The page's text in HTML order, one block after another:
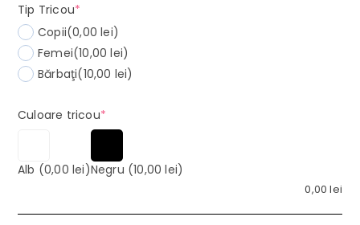
Tip Tricou*
Copii(0,00 lei)
Femei(10,00 lei)
Bărbaţi(10,00 lei)
Culoare tricou*(required)
Alb (0,00 lei)Negru (10,00 lei)
0,00lei